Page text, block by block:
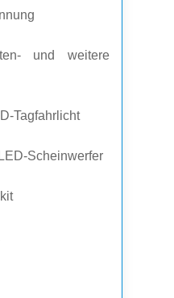
und weitere
Tagfahrlicht
LED-Scheinwerfer